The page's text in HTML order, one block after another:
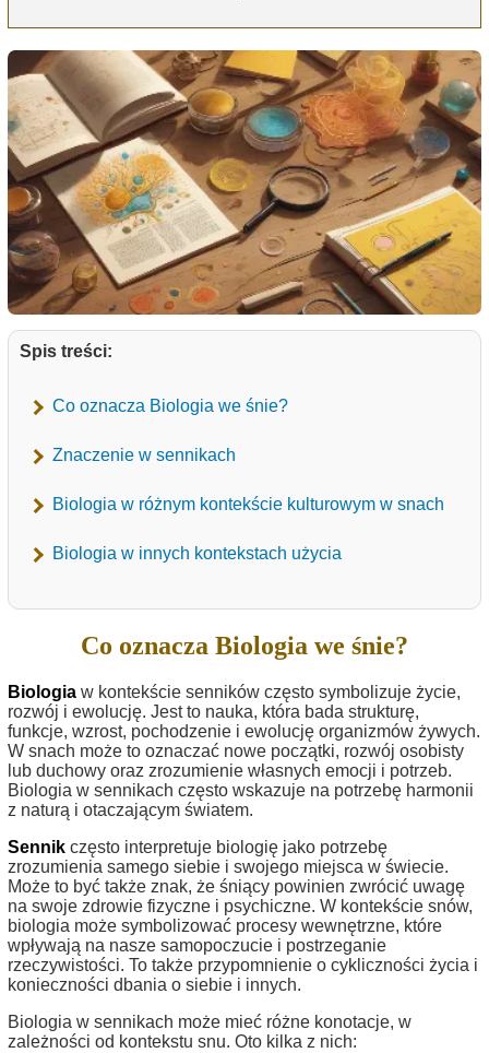
Spis treści:
Co oznacza Biologia we śnie?
Znaczenie w sennikach
Biologia w różnym kontekście kulturowym w snach
Biologia w innych kontekstach użycia
Co oznacza Biologia we śnie?
Biologia w kontekście senników często symbolizuje życie,
rozwój i ewolucję. Jest to nauka, która bada strukturę,
funkcje, wzrost, pochodzenie i ewolucję organizmów żywych.
W snach może to oznaczać nowe początki, rozwój osobisty
lub duchowy oraz zrozumienie własnych emocji i potrzeb.
Biologia w sennikach często wskazuje na potrzebę harmonii
z naturą i otaczającym światem.
Sennik często interpretuje biologię jako potrzebę
zrozumienia samego siebie i swojego miejsca w świecie.
Może to być także znak, że śniący powinien zwrócić uwagę
na swoje zdrowie fizyczne i psychiczne. W kontekście snów,
biologia może symbolizować procesy wewnętrzne, które
wpływają na nasze samopoczucie i postrzeganie
rzeczywistości. To także przypomnienie o cykliczności życia i
konieczności dbania o siebie i innych.
Biologia w sennikach może mieć różne konotacje, w
zależności od kontekstu snu. Oto kilka z nich: